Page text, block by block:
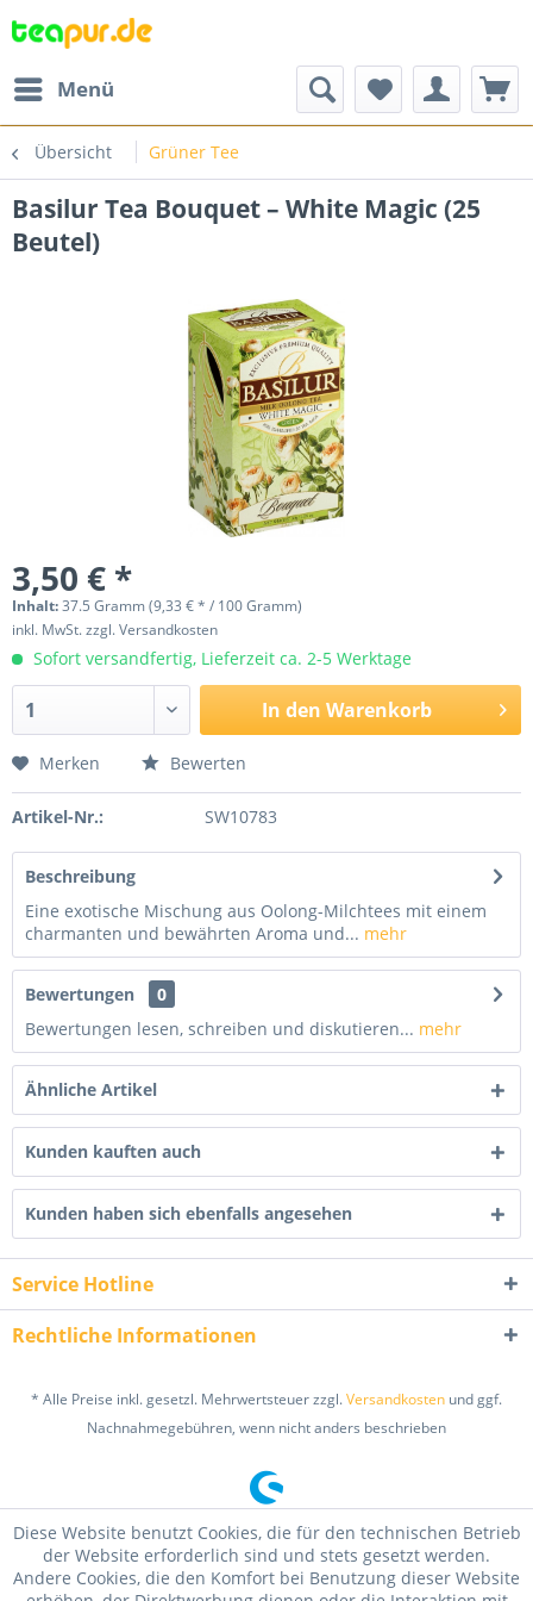
Menü
Übersicht Grüner Tee
Basilur Tea Bouquet – White Magic (25
Beutel)
3,50 € *
Inhalt:37.5 Gramm (9,33 € * / 100 Gramm)
inkl. MwSt.zzgl. Versandkosten
Sofort versandfertig, Lieferzeit ca. 2-5 Werktage
In den Warenkorb
Merken Bewerten
Artikel-Nr.: SW10783
Beschreibung
Eine exotische Mischung aus Oolong-Milchtees mit einem
charmanten und bewährten Aroma und... mehr
Bewertungen
0
Bewertungen lesen, schreiben und diskutieren... mehr
Ähnliche Artikel
Kunden kauften auch
Kunden haben sich ebenfalls angesehen
Service Hotline
Rechtliche Informationen
* Alle Preise inkl. gesetzl. Mehrwertsteuer zzgl.Versandkosten und ggf.
Nachnahmegebühren, wenn nicht anders beschrieben
Diese Website benutzt Cookies, die für den technischen Betrieb
der Website erforderlich sind und stets gesetzt werden.
Andere Cookies, die den Komfort bei Benutzung dieser Website